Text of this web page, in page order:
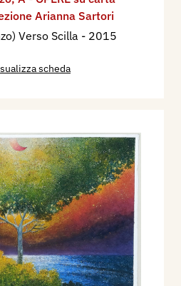
Arianna Sartori
Verso Scilla - 2015
scheda